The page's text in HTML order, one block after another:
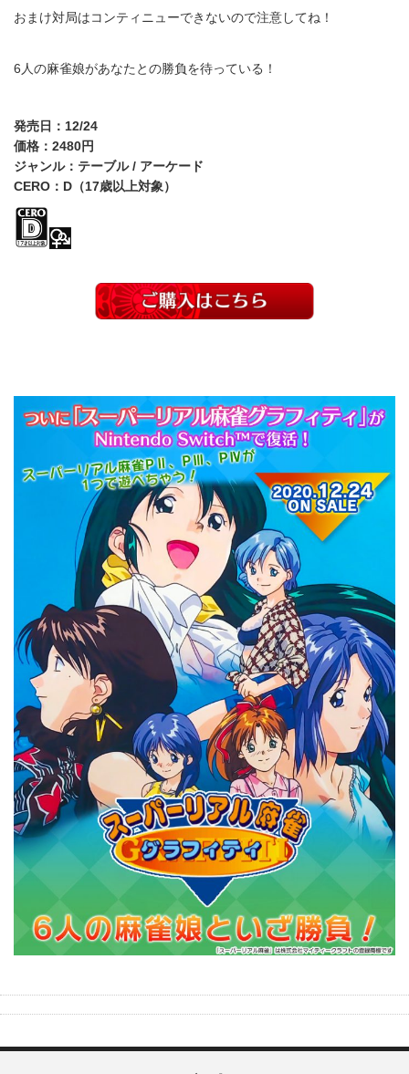
おまけ対局はコンティニューできないので注意してね！
6人の麻雀娘があなたとの勝負を待っている！
発売日：12/24
価格：2480円
ジャンル：テーブル / アーケード
CERO：D（17歳以上対象）